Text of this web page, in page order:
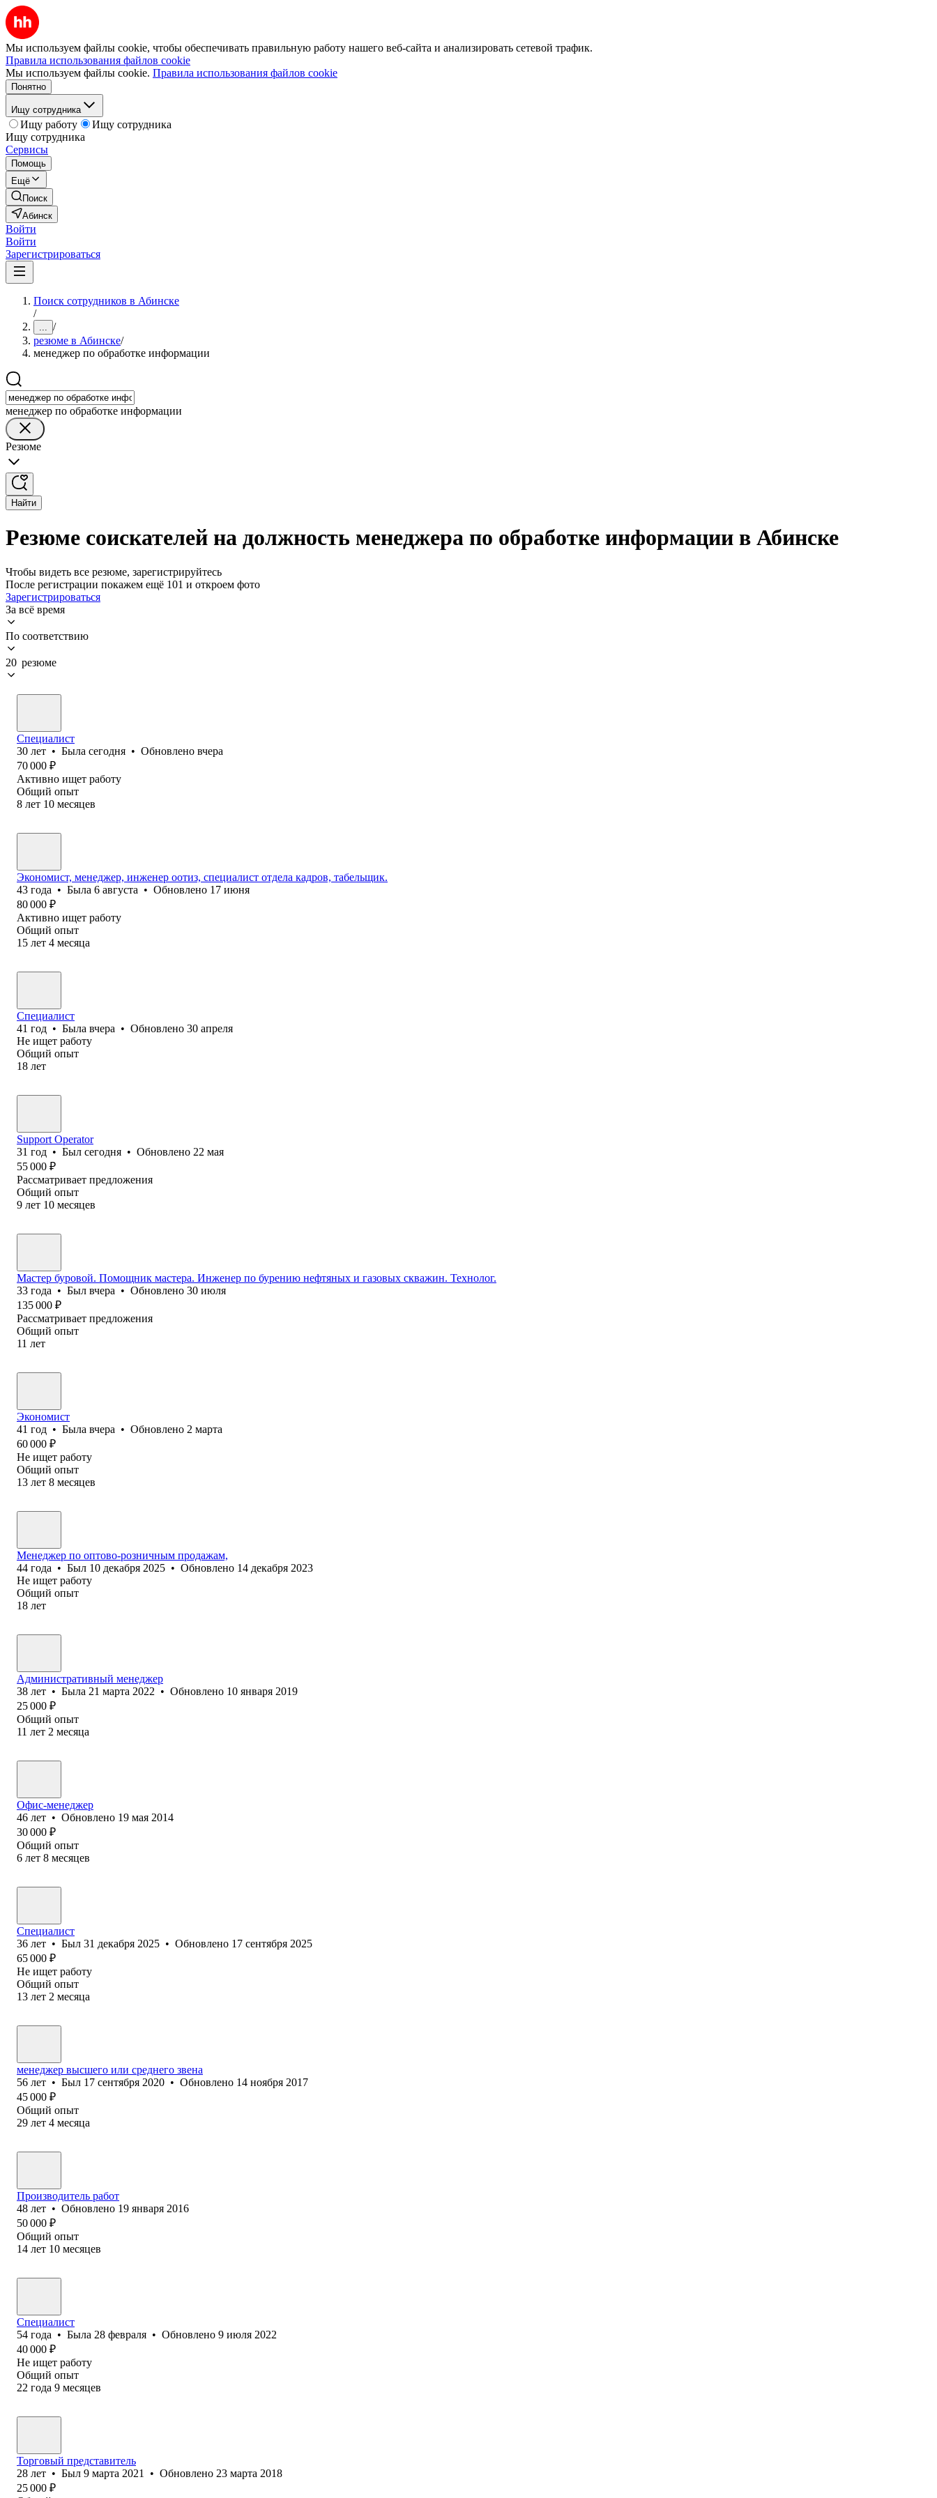
Мы используем файлы cookie, чтобы обеспечивать правильную работу нашего веб-сайта и анализировать сетевой трафик.
Правила использования файлов cookie
Мы используем файлы cookie. Правила использования файлов cookie
Понятно
Ищу сотрудника
Ищу работу
Ищу сотрудника
Ищу сотрудника
Сервисы
Помощь
Ещё
Поиск
Абинск
Войти
Войти
Зарегистрироваться
Поиск сотрудников в Абинске
/
... /
резюме в Абинске/
менеджер по обработке информации
менеджер по обработке информации
Резюме
Найти
Резюме соискателей на должность менеджера по обработке информации в Абинске
Чтобы видеть все резюме, зарегистрируйтесь
После регистрации покажем ещё 101 и откроем фото
Зарегистрироваться
За всё время
По соответствию
20 резюме
Специалист
30 лет • Была сегодня • Обновлено вчера
70 000 ₽
Активно ищет работу
Общий опыт
8 лет 10 месяцев
Экономист, менеджер, инженер оотиз, специалист отдела кадров, табельщик.
43 года • Была 6 августа • Обновлено 17 июня
80 000 ₽
Активно ищет работу
Общий опыт
15 лет 4 месяца
Специалист
41 год • Была вчера • Обновлено 30 апреля
Не ищет работу
Общий опыт
18 лет
Support Operator
31 год • Был сегодня • Обновлено 22 мая
55 000 ₽
Рассматривает предложения
Общий опыт
9 лет 10 месяцев
Мастер буровой. Помощник мастера. Инженер по бурению нефтяных и газовых скважин. Технолог.
33 года • Был вчера • Обновлено 30 июля
135 000 ₽
Рассматривает предложения
Общий опыт
11 лет
Экономист
41 год • Была вчера • Обновлено 2 марта
60 000 ₽
Не ищет работу
Общий опыт
13 лет 8 месяцев
Менеджер по оптово-розничным продажам,
44 года • Был 10 декабря 2025 • Обновлено 14 декабря 2023
Не ищет работу
Общий опыт
18 лет
Административный менеджер
38 лет • Была 21 марта 2022 • Обновлено 10 января 2019
25 000 ₽
Общий опыт
11 лет 2 месяца
Офис-менеджер
46 лет • Обновлено 19 мая 2014
30 000 ₽
Общий опыт
6 лет 8 месяцев
Специалист
36 лет • Был 31 декабря 2025 • Обновлено 17 сентября 2025
65 000 ₽
Не ищет работу
Общий опыт
13 лет 2 месяца
менеджер высшего или среднего звена
56 лет • Был 17 сентября 2020 • Обновлено 14 ноября 2017
45 000 ₽
Общий опыт
29 лет 4 месяца
Производитель работ
48 лет • Обновлено 19 января 2016
50 000 ₽
Общий опыт
14 лет 10 месяцев
Специалист
54 года • Была 28 февраля • Обновлено 9 июля 2022
40 000 ₽
Не ищет работу
Общий опыт
22 года 9 месяцев
Торговый представитель
28 лет • Был 9 марта 2021 • Обновлено 23 марта 2018
25 000 ₽